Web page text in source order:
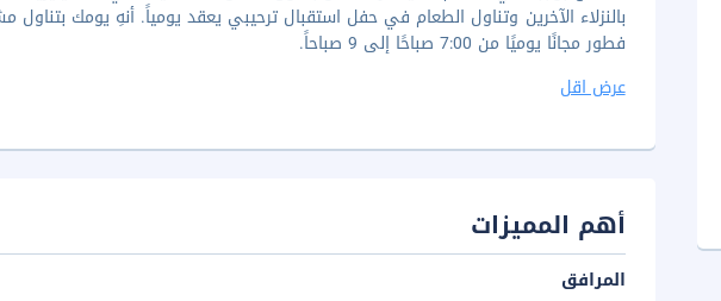
بالنزلاء الآخرين وتناول الطعام في حفل استقبال ترحيبي يعقد يومياً. أنهِ يومك
فطور مجانًا يوميًا من 7:00 صباحًا إلى 9 صباحاً.
عرض اقل
أهم المميزات
المرافق